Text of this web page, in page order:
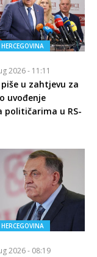
2026 - 11:11
u zahtjevu za
uvođenje
političarima u RS-
2026 - 08:19